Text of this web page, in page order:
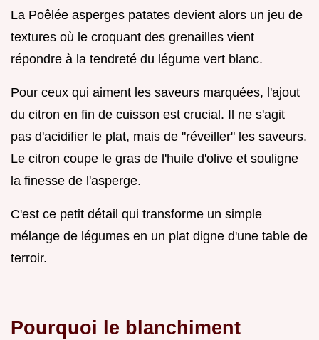
La Poêlée asperges patates devient alors un jeu de
textures où le croquant des grenailles vient
répondre à la tendreté du légume vert blanc.
Pour ceux qui aiment les saveurs marquées, l'ajout
du citron en fin de cuisson est crucial. Il ne s'agit
pas d'acidifier le plat, mais de "réveiller" les saveurs.
Le citron coupe le gras de l'huile d'olive et souligne
la finesse de l'asperge.
C'est ce petit détail qui transforme un simple
mélange de légumes en un plat digne d'une table de
terroir.
Pourquoi le blanchiment